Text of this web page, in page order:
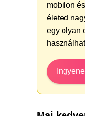
mobilon
életed
egy olyan